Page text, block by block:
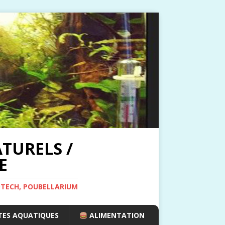
/
POUBELLARIUM
AQUATIQUES ALIMENTATION